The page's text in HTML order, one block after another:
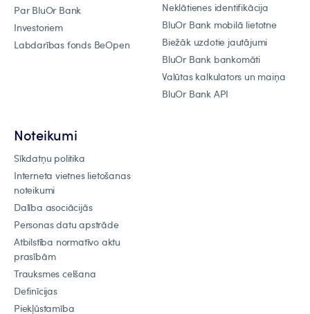
Par BluOr Bank
Investoriem
Labdarības fonds BeOpen
Neklātienes identifikācija
BluOr Bank mobilā lietotne
Biežāk uzdotie jautājumi
BluOr Bank bankomāti
Valūtas kalkulators un maiņa
BluOr Bank API
Noteikumi
Sīkdatņu politika
Interneta vietnes lietošanas
noteikumi
Dalība asociācijās
Personas datu apstrāde
Atbilstība normatīvo aktu
prasībām
Trauksmes celšana
Definīcijas
Piekļūstamība